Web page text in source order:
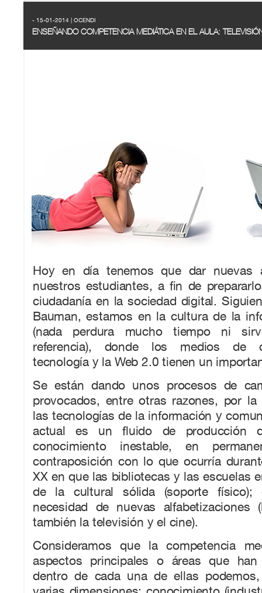
- 15-01-2014 | OCENDI
ENSEÑANDO COMPETENCIA MEDIÁTICA EN EL AULA:
Hoy en día tenemos que dar nuevas
nuestros estudiantes, a fin de
ciudadanía en la sociedad digital.
Bauman, estamos en la cultura de la
(nada perdura mucho tiempo ni
referencia), donde los medios de
tecnología y la Web 2.0 tienen un
Se están dando unos procesos de
provocados, entre otras razones, por la
las tecnologías de la información y
actual es un fluido de producción
conocimiento inestable, en
contraposición con lo que ocurría
XX en que las bibliotecas y las escuelas
de la cultural sólida (soporte
necesidad de nuevas
también la televisión y el cine).
Consideramos que la competencia
aspectos principales o áreas que
dentro de cada una de ellas